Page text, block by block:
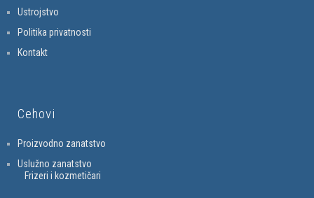
Ustrojstvo
Politika privatnosti
Kontakt
Cehovi
Proizvodno zanatstvo
Uslužno zanatstvo
Frizeri i kozmetičari